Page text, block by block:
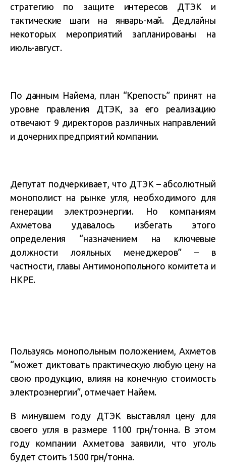
стратегию по защите интересов ДТЭК и
тактические шаги на январь-май. Дедлайны
некоторых мероприятий запланированы на
июль-август.
По данным Найема, план “Крепость” принят на
уровне правления ДТЭК, за его реализацию
отвечают 9 директоров различных направлений
и дочерних предприятий компании.
Депутат подчеркивает, что ДТЭК – абсолютный
монополист на рынке угля, необходимого для
генерации электроэнергии. Но компаниям
Ахметова удавалось избегать этого
определения “назначением на ключевые
должности лояльных менеджеров” – в
частности, главы Антимонопольного комитета и
НКРЕ.
Пользуясь монопольным положением, Ахметов
“может диктовать практическую любую цену на
свою продукцию, влияя на конечную стоимость
электроэнергии”, отмечает Найем.
В минувшем году ДТЭК выставлял цену для
своего угля в размере 1100 грн/тонна. В этом
году компании Ахметова заявили, что уголь
будет стоить 1500 грн/тонна.